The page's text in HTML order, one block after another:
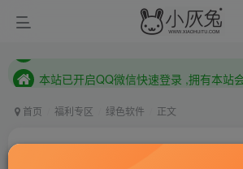
首页 福利专区 绿色软件 正文
Office 2013-2021 C2R Install